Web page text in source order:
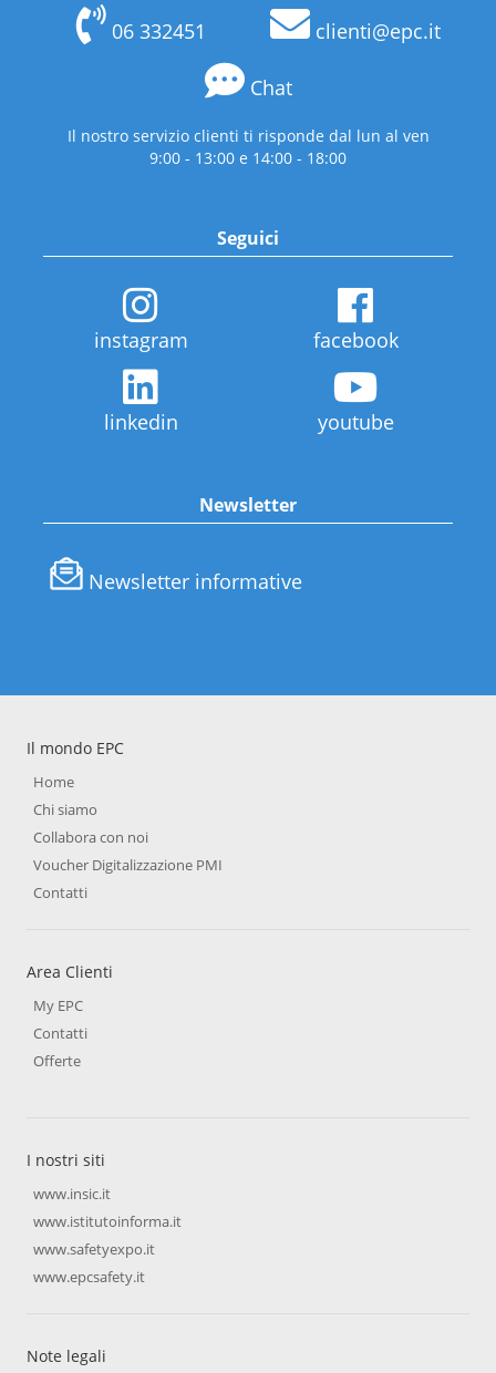
06 332451 clienti@epc.it
Chat
Il nostro servizio clienti ti risponde dal lun al ven
9:00 - 13:00 e 14:00 - 18:00
Seguici
instagram facebook
linkedin youtube
Newsletter
Newsletter informative
Il mondo EPC
Home
Chi siamo
Collabora con noi
Voucher Digitalizzazione PMI
Contatti
Area Clienti
My EPC
Contatti
Offerte
I nostri siti
www.insic.it
www.istitutoinforma.it
www.safetyexpo.it
www.epcsafety.it
Note legali